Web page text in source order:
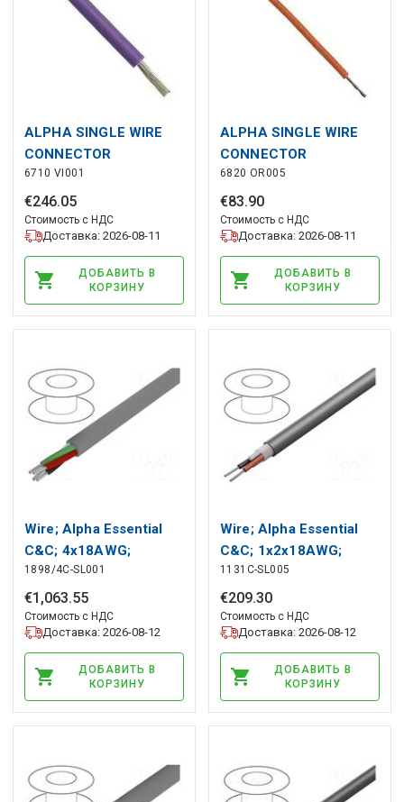
ALPHA SINGLE WIRE
CONNECTOR
6710 VI001
€246.05
Стоимость с НДС
Доставка: 2026-08-11
ДОБАВИТЬ В
КОРЗИНУ
ALPHA SINGLE WIRE
CONNECTOR
6820 OR005
€83.90
Стоимость с НДС
Доставка: 2026-08-11
ДОБАВИТЬ В
КОРЗИНУ
Wire; Alpha Essential
C&C; 4x18AWG;
unshielded; 300V;
305m; Cu ALPHA WIRE
1898/4C-SL001
€1 ,063.55
Стоимость с НДС
Доставка: 2026-08-12
ДОБАВИТЬ В
КОРЗИНУ
Wire; Alpha Essential
C&C; 1x2x18AWG;
unshielded; 300V;
30.5m; Cu ALPHA WIRE
1131C-SL005
€209.30
Стоимость с НДС
Доставка: 2026-08-12
ДОБАВИТЬ В
КОРЗИНУ